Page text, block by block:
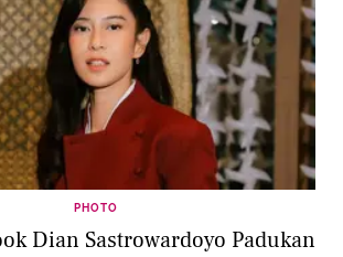
PHOTO
Dian Sastrowardoyo Padukan